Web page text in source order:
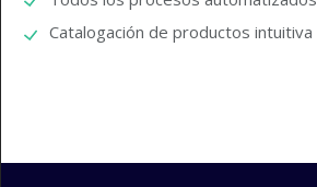
Catalogación de productos intuitiva